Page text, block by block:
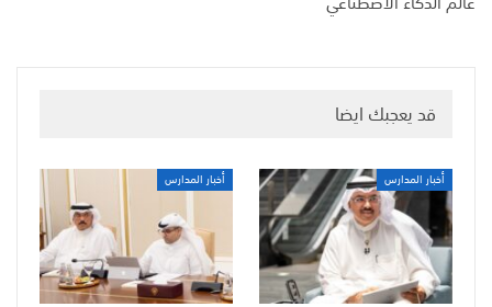
قد يعجبك ايضا
أخبار المدارس أخبار المدارس